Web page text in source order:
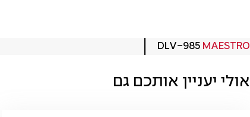
DLV-985 MAESTRO
אולי יעניין אותכם גם